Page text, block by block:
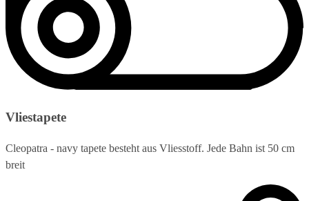
Vliestapete
Cleopatra - navy tapete besteht aus Vliesstoff. Jede Bahn ist 50 cm
breit